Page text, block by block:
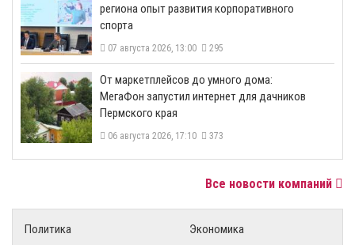
региона опыт развития корпоративного
спорта
07 августа 2026, 13:00 295
От маркетплейсов до умного дома:
МегаФон запустил интернет для дачников
Пермского края
06 августа 2026, 17:10 373
Все новости компаний
Политика
Экономика